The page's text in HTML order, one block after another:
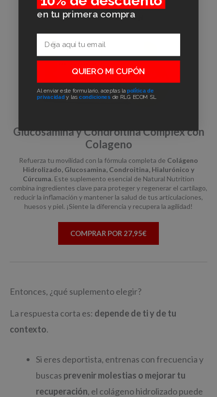
Glucosamina y Condroitina Complex con
Colageno
Refuerza tu movilidad con la fórmula completa de Colágeno
Hidrolizado, Glucosamina, Condroitina, Hialurónico y
Cúrcuma. Este suplemento esencial de Natural Nutrition
combina ingredientes clave para proteger y regenerar el cartílago,
reducir la inflamación y mantener la salud de tus articulaciones,
huesos y piel. ¡Siente la diferencia y recupera la agilidad!
COMPRAR POR 27,95€
Entonces, ¿qué suplemento elegir?
La respuesta corta es: depende de ti y de tu
contexto.
Si eres deportista, entrenas con frecuencia y
buscas prevenir molestias o mejorar tu
recuperación, el colágeno hidrolizado puede
en tu primera compra
QUIERO MI CUPÓN
Al enviar este formulario, aceptas lapolítica de
privacidad y las condiciones de RLG ECOM SL